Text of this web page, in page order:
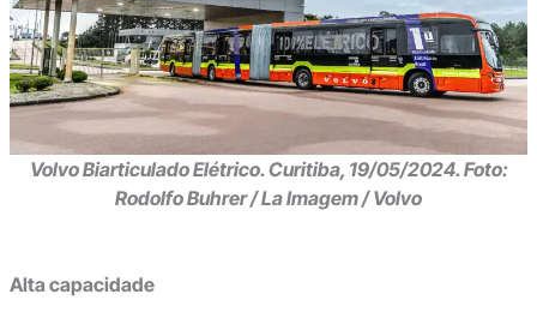
Volvo Biarticulado Elétrico. Curitiba, 19/05/2024. Foto:
Rodolfo Buhrer / La Imagem / Volvo
Alta capacidade